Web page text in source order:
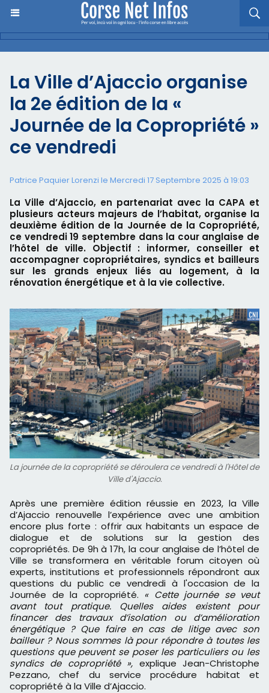
​La Ville d’Ajaccio organise
la 2e édition de la «
Journée de la Copropriété »
ce vendredi
Patrice Paquier Lorenzi le Mercredi 17 Septembre 2025 à 19:03
La Ville d’Ajaccio, en partenariat avec la CAPA et
plusieurs acteurs majeurs de l’habitat, organise la
deuxième édition de la Journée de la Copropriété,
ce vendredi 19 septembre dans la cour anglaise de
l’hôtel de ville. Objectif : informer, conseiller et
accompagner copropriétaires, syndics et bailleurs
sur les grands enjeux liés au logement, à la
rénovation énergétique et à la vie collective.
La journée de la copropriété se déroulera ce vendredi à l'Hôtel de
Ville d'Ajaccio.
Après une première édition réussie en 2023, la Ville
d’Ajaccio renouvelle l’expérience avec une ambition
encore plus forte : offrir aux habitants un espace de
dialogue et de solutions sur la gestion des
copropriétés. De 9h à 17h, la cour anglaise de l’hôtel de
Ville se transformera en véritable forum citoyen où
experts, institutions et professionnels répondront aux
questions du public ce vendredi à l'occasion de la
Journée de la copropriété. « Cette journée se veut
avant tout pratique. Quelles aides existent pour
financer des travaux d’isolation ou d’amélioration
énergétique ? Que faire en cas de litige avec son
bailleur ? Nous sommes là pour répondre à toutes les
questions que peuvent se poser les particuliers ou les
syndics de copropriété », explique Jean-Christophe
Pezzano, chef du service procédure habitat et
copropriété à la Ville d’Ajaccio.